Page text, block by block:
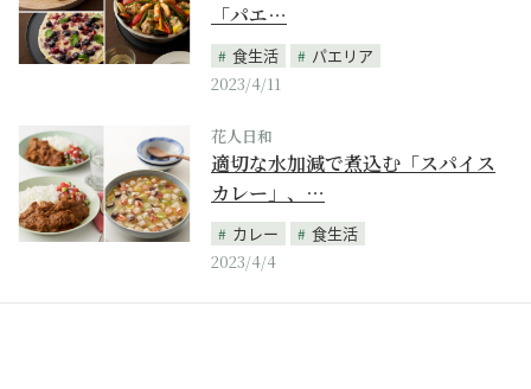
「パエ…
食生活
パエリア
2023/4/11
花人日和
適切な水加減で煮込む「スパイス
カレー」、…
カレー
食生活
2023/4/4